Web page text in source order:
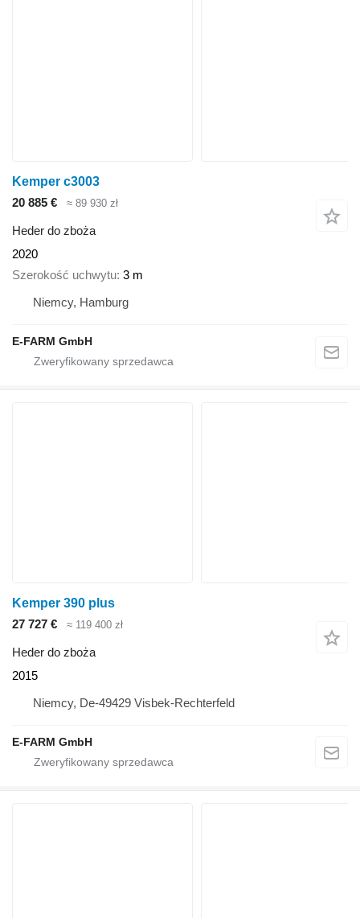
Kemper c3003
20 885 €
≈ 89 930 zł
Heder do zboża
2020
Szerokość uchwytu 3 m
Niemcy, Hamburg
E-FARM GmbH
Kemper 390 plus
27 727 €
≈ 119 400 zł
Heder do zboża
2015
Niemcy, De-49429 Visbek-Rechterfeld
E-FARM GmbH